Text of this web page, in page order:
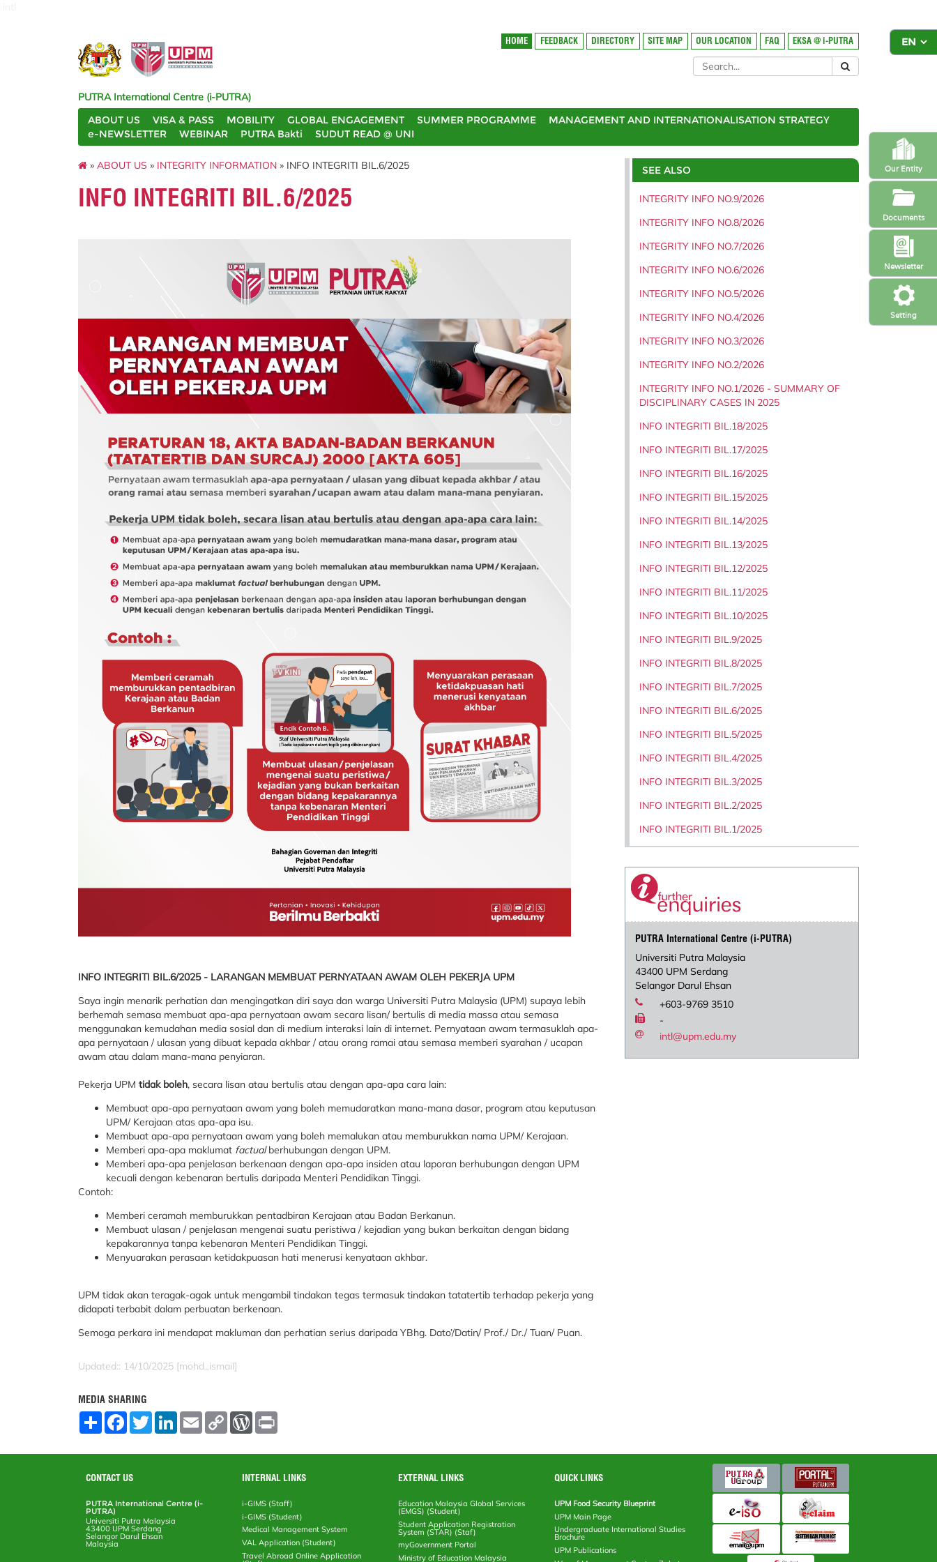
Setting
Newsletter
Our Entity
Documents
HOME FEEDBACK DIRECTORY SITE MAP OUR LOCATION FAQ EKSA @ i-PUTRA
PUTRA International Centre (i-PUTRA)
ABOUT US
VISA & PASS MOBILITY GLOBAL ENGAGEMENT SUMMER PROGRAMME
MANAGEMENT AND INTERNATIONALISATION STRATEGY
e-NEWSLETTER
WEBINAR PUTRA Bakti SUDUT READ @ UNI
» ABOUT US » INTEGRITY INFORMATION » INFO INTEGRITI BIL.6/2025
INFO INTEGRITI BIL.6/2025
INFO INTEGRITI BIL.6/2025 - LARANGAN MEMBUAT PERNYATAAN AWAM OLEH PEKERJA UPM
Saya ingin menarik perhatian dan mengingatkan diri saya dan warga Universiti Putra Malaysia (UPM) supaya lebih
berhemah semasa membuat apa-apa pernyataan awam secara lisan/ bertulis di media massa atau semasa
menggunakan kemudahan media sosial dan di medium interaksi lain di internet. Pernyataan awam termasuklah apa-
apa pernyataan / ulasan yang dibuat kepada akhbar / atau orang ramai atau semasa memberi syarahan / ucapan
awam atau dalam mana-mana penyiaran.
Pekerja UPM tidak boleh, secara lisan atau bertulis atau dengan apa-apa cara lain:
Membuat apa-apa pernyataan awam yang boleh memudaratkan mana-mana dasar, program atau keputusan
UPM/ Kerajaan atas apa-apa isu.
Membuat apa-apa pernyataan awam yang boleh memalukan atau memburukkan nama UPM/ Kerajaan.
Memberi apa-apa maklumat factualberhubungan dengan UPM.
Memberi apa-apa penjelasan berkenaan dengan apa-apa insiden atau laporan berhubungan dengan UPM
kecuali dengan kebenaran bertulis daripada Menteri Pendidikan Tinggi.
Contoh:
Memberi ceramah memburukkan pentadbiran Kerajaan atau Badan Berkanun.
Membuat ulasan / penjelasan mengenai suatu peristiwa / kejadian yang bukan berkaitan dengan bidang
kepakarannya tanpa kebenaran Menteri Pendidikan Tinggi.
Menyuarakan perasaan ketidakpuasan hati menerusi kenyataan akhbar.
UPM tidak akan teragak-agak untuk mengambil tindakan tegas termasuk tindakan tatatertib terhadap pekerja yang
didapati terbabit dalam perbuatan berkenaan.
Semoga perkara ini mendapat makluman dan perhatian serius daripada YBhg. Dato’/Datin/ Prof./ Dr./ Tuan/ Puan.
Updated:: 14/10/2025 [mohd_ismail]
MEDIA SHARING
S
F
o
o
T
w
L
E
m
C
W
r
e
s
SEE ALSO
INTEGRITY INFO NO.9/2026
INTEGRITY INFO NO.8/2026
INTEGRITY INFO NO.7/2026
INTEGRITY INFO NO.6/2026
INTEGRITY INFO NO.5/2026
INTEGRITY INFO NO.4/2026
INTEGRITY INFO NO.3/2026
INTEGRITY INFO NO.2/2026
INTEGRITY INFO NO.1/2026 - SUMMARY OF
DISCIPLINARY CASES IN 2025
INFO INTEGRITI BIL.18/2025
INFO INTEGRITI BIL.17/2025
INFO INTEGRITI BIL.16/2025
INFO INTEGRITI BIL.15/2025
INFO INTEGRITI BIL.14/2025
INFO INTEGRITI BIL.13/2025
INFO INTEGRITI BIL.12/2025
INFO INTEGRITI BIL.11/2025
INFO INTEGRITI BIL.10/2025
INFO INTEGRITI BIL.9/2025
INFO INTEGRITI BIL.8/2025
INFO INTEGRITI BIL.7/2025
INFO INTEGRITI BIL.6/2025
INFO INTEGRITI BIL.5/2025
INFO INTEGRITI BIL.4/2025
INFO INTEGRITI BIL.3/2025
INFO INTEGRITI BIL.2/2025
INFO INTEGRITI BIL.1/2025
PUTRA International Centre (i-PUTRA)
Universiti Putra Malaysia
43400 UPM Serdang
Selangor Darul Ehsan
+603-9769 3510
-
intl@upm.edu.my
CONTACT US
PUTRA International Centre (i-
PUTRA)
Universiti Putra Malaysia
43400 UPM Serdang
Selangor Darul Ehsan
Malaysia
INTERNAL LINKS
i-GIMS (Staff)
i-GIMS (Student)
Medical Management System
VAL Application (Student)
Travel Abroad Online Application
EXTERNAL LINKS
Education Malaysia Global Services
(EMGS) (Student)
Student Application Registration
System (STAR) (Staf)
myGovernment Portal
Ministry of Education Malaysia
QUICK LINKS
UPM Food Security Blueprint
UPM Main Page
Undergraduate International Studies
Brochure
UPM Publications